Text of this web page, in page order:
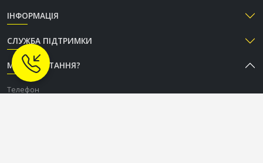
ІНФОРМАЦІЯ
СЛУЖБА ПІДТРИМКИ
МАЄТЕ ПИТАННЯ?
Телефон